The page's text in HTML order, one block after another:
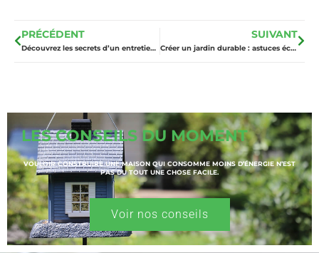
PRÉCÉDENT
Découvrez les secrets d’un entretien facile pour votre micro station d’épuration
SUIVANT
Créer un jardin durable : astuces éco-responsables pour une maison verte
LES CONSEILS DU MOMENT
VOULOIR CONSTRUIRE UNE MAISON QUI CONSOMME MOINS D’ÉNERGIE N’EST
PAS DU TOUT UNE CHOSE FACILE.
Voir nos conseils